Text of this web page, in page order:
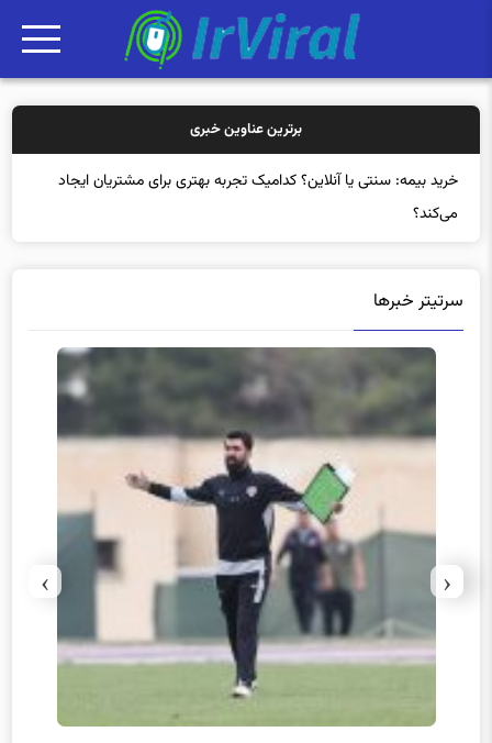
برترین عناوین خبری
خرید بیمه: سنتی یا آنلاین؟ کدامیک تجربه بهتری برای مشتریان ایجاد
می‌کند؟
سرتیتر خبرها
‹
›